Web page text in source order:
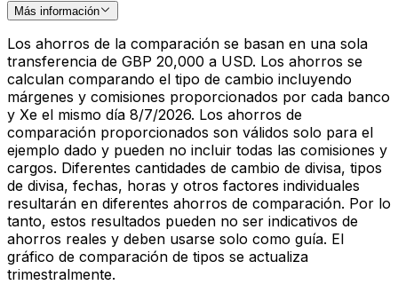
Más información
Los ahorros de la comparación se basan en una sola
transferencia de GBP 20,000 a USD. Los ahorros se
calculan comparando el tipo de cambio incluyendo
márgenes y comisiones proporcionados por cada banco
y Xe el mismo día 8/7/2026. Los ahorros de
comparación proporcionados son válidos solo para el
ejemplo dado y pueden no incluir todas las comisiones y
cargos. Diferentes cantidades de cambio de divisa, tipos
de divisa, fechas, horas y otros factores individuales
resultarán en diferentes ahorros de comparación. Por lo
tanto, estos resultados pueden no ser indicativos de
ahorros reales y deben usarse solo como guía. El
gráfico de comparación de tipos se actualiza
trimestralmente.